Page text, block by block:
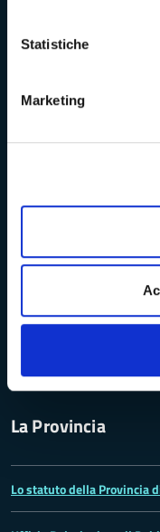
Statistiche
Marketing
Rete Provinciale delle
Istituto Valorizzazione
La Provincia
Lo statuto della Provincia